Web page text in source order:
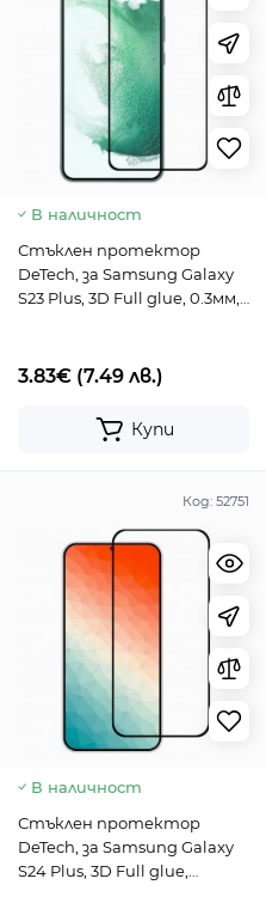
В наличност
Стъклен протектор
DeTech, за Samsung Galaxy
S23 Plus, 3D Full glue, 0.3мм,
3.83€ (7.49 лв.)
Купи
Код: 52751
В наличност
Стъклен протектор
DeTech, за Samsung Galaxy
S24 Plus, 3D Full glue,